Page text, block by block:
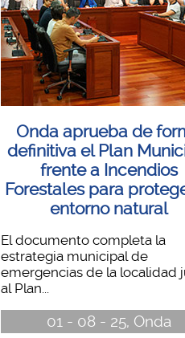
Onda aprueba de
definitiva el Plan
frente a Incendios
Forestales para
entorno natural
El documento completa la
estrategia municipal de
emergencias de la localidad
al Plan...
01 - 08 - 25, Onda